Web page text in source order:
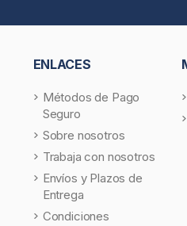
ENLACES
Métodos de Pago
Seguro
Sobre nosotros
Trabaja con nosotros
Envíos y Plazos de
Entrega
Condiciones